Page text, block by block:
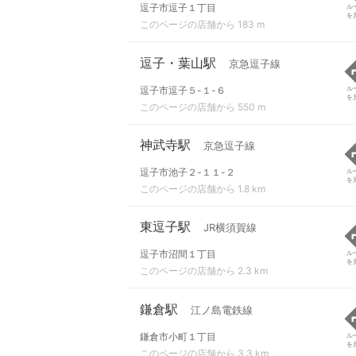
逗子市逗子１丁目
このページの店舗から 183 m
ル
を
逗子・葉山駅 京急逗子線
逗子市逗子５-１-６
このページの店舗から 550 m
ル
を
神武寺駅 京急逗子線
逗子市池子２-１１-２
このページの店舗から 1.8 km
ル
を
東逗子駅 JR横須賀線
逗子市沼間１丁目
このページの店舗から 2.3 km
ル
を
鎌倉駅 江ノ島電鉄線
鎌倉市小町１丁目
このページの店舗から 3.3 km
ル
を